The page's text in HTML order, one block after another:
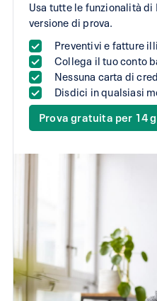
Usa tutte le funzionalità
versione di prova.
Preventivi e fatture
Collega il tuo conto
Nessuna carta di
Disdici in qualsiasi
Prova gratuita per 14